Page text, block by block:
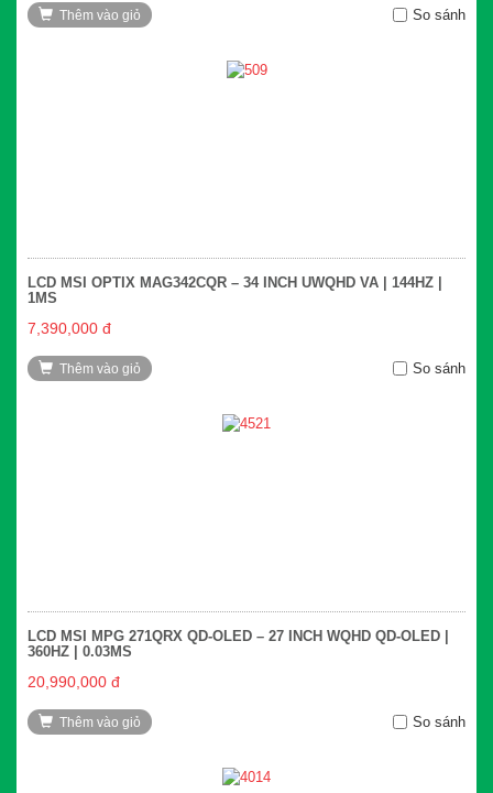
Thêm vào giỏ So sánh
LCD MSI OPTIX MAG342CQR – 34 INCH UWQHD VA | 144HZ |
1MS
7,390,000 đ
Thêm vào giỏ So sánh
LCD MSI MPG 271QRX QD-OLED – 27 INCH WQHD QD-OLED |
360HZ | 0.03MS
20,990,000 đ
Thêm vào giỏ So sánh